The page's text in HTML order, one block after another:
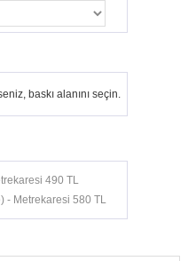
490 TL
- Metrekaresi 580 TL
baskı alanını seçin.